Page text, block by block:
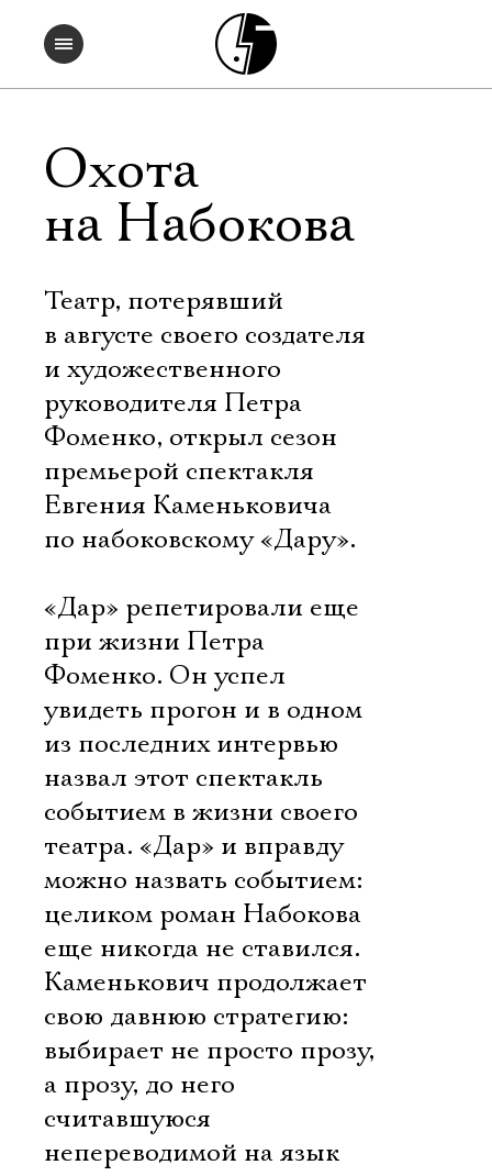
Охота
на Набокова
Театр, потерявший
в августе своего создателя
и художественного
руководителя Петра
Фоменко, открыл сезон
премьерой спектакля
Евгения Каменьковича
по набоковскому «Дару».
«Дар» репетировали еще
при жизни Петра
Фоменко. Он успел
увидеть прогон и в одном
из последних интервью
назвал этот спектакль
событием в жизни своего
театра. «Дар» и вправду
можно назвать событием:
целиком роман Набокова
еще никогда не ставился.
Каменькович продолжает
свою давнюю стратегию:
выбирает не просто прозу,
а прозу, до него
считавшуюся
непереводимой на язык